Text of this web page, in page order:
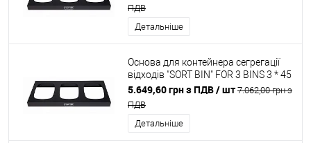
ПДВ
Детальніше
Основа для контейнера сегрегації
відходів "SORT BIN" FOR 3 BINS 3 * 45
L
5.649,60 грн з ПДВ/ шт 7.062,00 грн з
ПДВ
Детальніше